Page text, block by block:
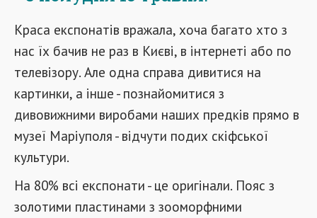
Краса експонатів вражала, хоча багато хто з
нас їх бачив не раз в Києві, в інтернеті або по
телевізору. Але одна справа дивитися на
картинки, а інше - познайомитися з
дивовижними виробами наших предків прямо в
музеї Маріуполя - відчути подих скіфської
культури.
На 80% всі експонати - це оригінали. Пояс з
золотими пластинами з зооморфними